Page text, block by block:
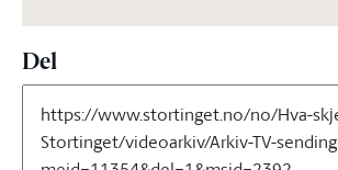
Del